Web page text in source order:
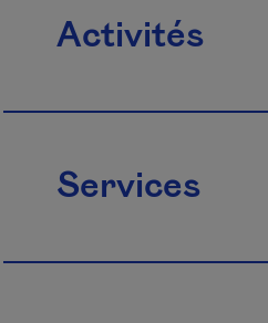
Activités
Services